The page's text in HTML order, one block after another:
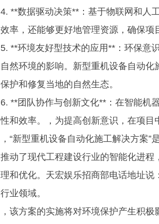
4. **数据驱动决策**：基于物联网和人
效率，还能够更好地管理资源，确保项
5. **环境友好型技术的应用**：环保意
自然环境的影响。新型重机设备自动
保护和修复当地的自然生态。
6. **团队协作与创新文化**：在智能机
性和效率。，为提高创新意识，在项目
，“新型重机设备自动化施工解决方案
推动了现代工程建设行业的智能化进
理和优化。天宏娱乐招商部电话地址
行业领域。
，该方案的实施将对环境保护产生积